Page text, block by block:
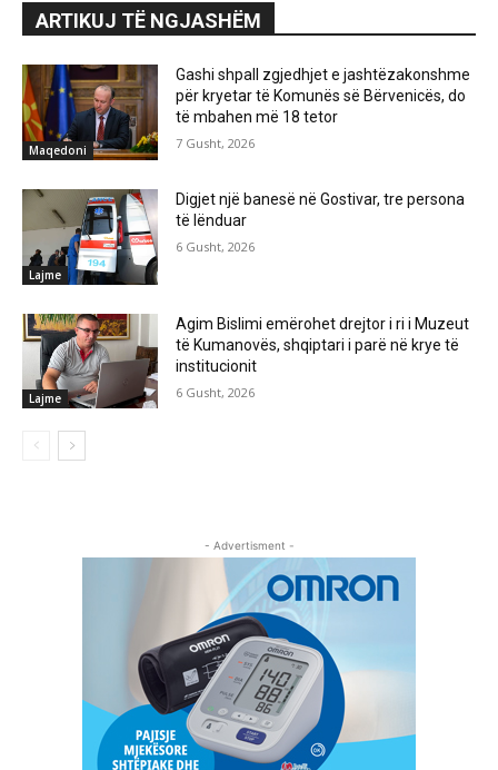
ARTIKUJ TË NGJASHËM
Maqedoni
Gashi shpall zgjedhjet e jashtëzakonshme
për kryetar të Komunës së Bërvenicës, do
të mbahen më 18 tetor
7 Gusht, 2026
Lajme
Digjet një banesë në Gostivar, tre persona
të lënduar
6 Gusht, 2026
Lajme
Agim Bislimi emërohet drejtor i ri i Muzeut
të Kumanovës, shqiptari i parë në krye të
institucionit
6 Gusht, 2026
- Advertisment -